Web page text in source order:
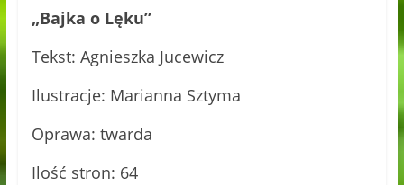
„Bajka o Lęku”
Tekst: Agnieszka Jucewicz
Ilustracje: Marianna Sztyma
Oprawa: twarda
Ilość stron: 64